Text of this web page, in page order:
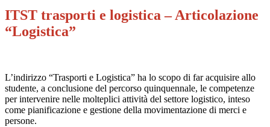
ITST trasporti e logistica – Articolazione
“Logistica”
L’indirizzo “Trasporti e Logistica” ha lo scopo di far acquisire allo
studente, a conclusione del percorso quinquennale, le competenze
per intervenire nelle molteplici attività del settore logistico, inteso
come pianificazione e gestione della movimentazione di merci e
persone.